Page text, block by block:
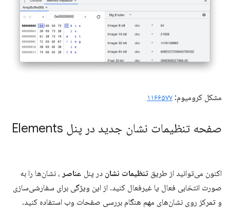
مشکل کرومیوم: ۱۱۶۶۵۷۷
صفحه تنظیمات نشان جدید در پنل Elements
اکنون می‌توانید از طریق تنظیمات نشان در پنل عناصر ، نشان‌ها را به
صورت انتخابی فعال یا غیرفعال کنید. از این ویژگی برای سفارشی‌سازی
و تمرکز روی نشان‌های مهم هنگام بررسی صفحات وب استفاده کنید.